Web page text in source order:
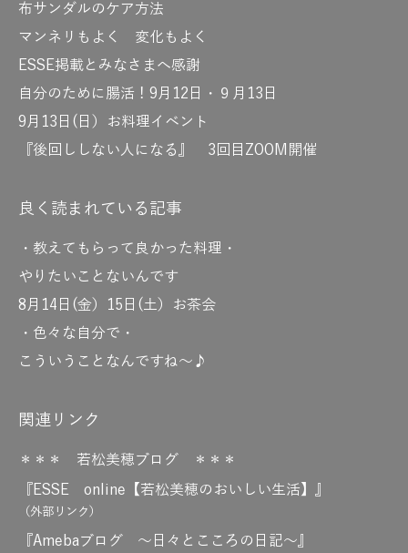
布サンダルのケア方法
マンネリもよく 変化もよく
ESSE掲載とみなさまへ感謝
自分のために腸活！9月12日・９月13日
9月13日(日）お料理イベント
『後回ししない人になる』 3回目ZOOM開催
良く読まれている記事
・教えてもらって良かった料理・
やりたいことないんです
8月14日(金）15日(土）お茶会
・色々な自分で・
こういうことなんですね～♪
関連リンク
＊＊＊ 若松美穂ブログ ＊＊＊
『ESSE online【若松美穂のおいしい生活】』
（外部リンク）
『Amebaブログ ～日々とこころの日記～』